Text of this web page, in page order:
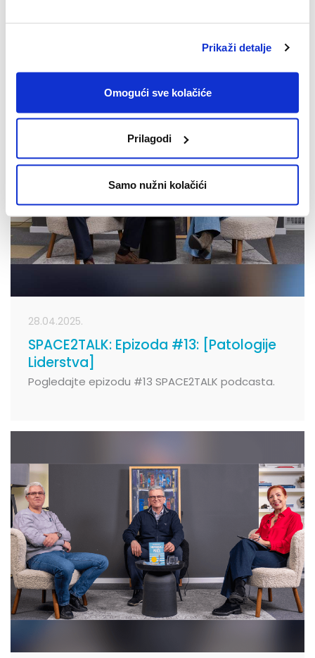
Prikaži detalje
Omogući sve kolačiće
Prilagodi
Samo nužni kolačići
28.04.2025.
SPACE2TALK: Epizoda #13: [Patologije
Liderstva]
Pogledajte epizodu #13 SPACE2TALK podcasta.